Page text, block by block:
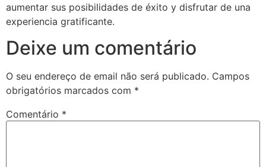
aumentar sus posibilidades de éxito y disfrutar de una
experiencia gratificante.
Deixe um comentário
O seu endereço de email não será publicado. Campos
obrigatórios marcados com *
Comentário *